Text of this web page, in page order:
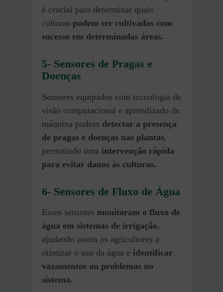
é crucial para determinar quais
culturas podem ser cultivadas com
sucesso em determinadas áreas.
5- Sensores de Pragas e
Doenças
Sensores equipados com tecnologia de
visão computacional e aprendizado de
máquina podem detectar a presença
de pragas e doenças nas plantas,
permitindo uma intervenção rápida
para evitar danos às culturas.
6- Sensores de Fluxo de Água
Esses sensores monitoram o fluxo de
água em sistemas de irrigação,
ajudando assim os agricultores a
otimizar o uso da água e identificar
vazamentos ou problemas no
sistema.